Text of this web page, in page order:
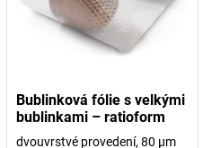
Bublinková fólie s velkými
bublinkami – ratioform
dvouvrstvé provedení, 80 µm